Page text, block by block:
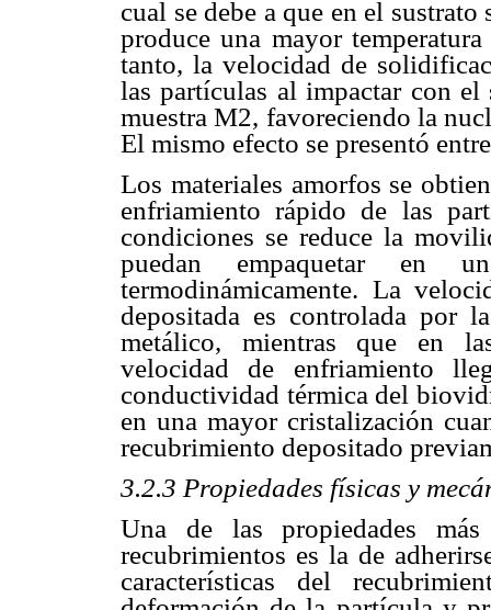
cual se debe a que en el
produce una mayor
tanto, la velocidad de
las partículas al impactar con
muestra M2, favoreciendo la
El mismo efecto se presentó
Los materiales amorfos se
enfriamiento rápido de las
condiciones se reduce la
puedan empaquetar en
termodinámicamente. La
depositada es controlada por
metálico, mientras que en
velocidad de enfriamiento
conductividad térmica del
en una mayor cristalización
recubrimiento depositado
3.2.3 Propiedades físicas y
Una de las propiedades
recubrimientos es la de
características del